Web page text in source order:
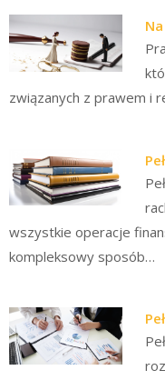
związanych z prawem i
wszystkie operacje
kompleksowy sposób…